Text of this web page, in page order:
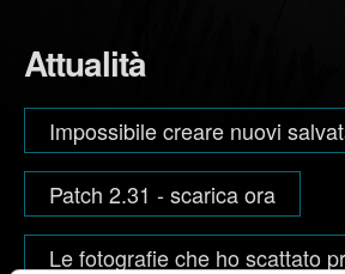
Attualità
Impossibile creare nuovi
Patch 2.31 - scarica ora
Le fotografie che ho scattato